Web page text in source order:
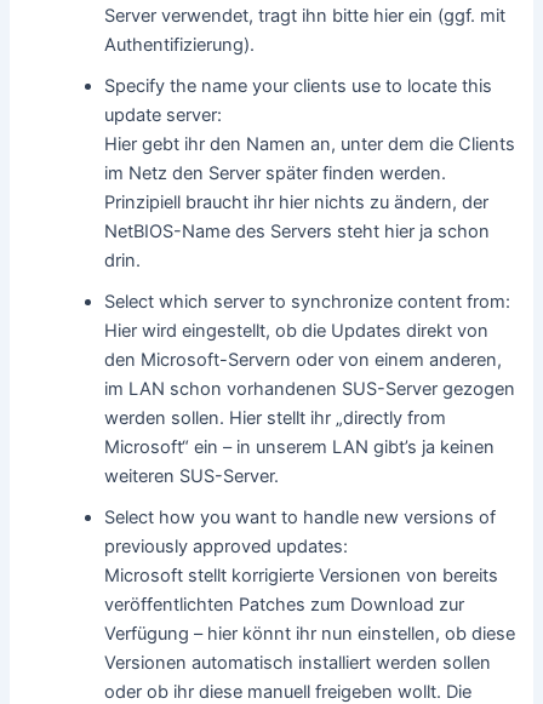
Server verwendet, tragt ihn bitte hier ein (ggf. mit
Authentifizierung).
Specify the name your clients use to locate this
update server:
Hier gebt ihr den Namen an, unter dem die Clients
im Netz den Server später finden werden.
Prinzipiell braucht ihr hier nichts zu ändern, der
NetBIOS-Name des Servers steht hier ja schon
drin.
Select which server to synchronize content from:
Hier wird eingestellt, ob die Updates direkt von
den Microsoft-Servern oder von einem anderen,
im LAN schon vorhandenen SUS-Server gezogen
werden sollen. Hier stellt ihr „directly from
Microsoft“ ein – in unserem LAN gibt’s ja keinen
weiteren SUS-Server.
Select how you want to handle new versions of
previously approved updates:
Microsoft stellt korrigierte Versionen von bereits
veröffentlichten Patches zum Download zur
Verfügung – hier könnt ihr nun einstellen, ob diese
Versionen automatisch installiert werden sollen
oder ob ihr diese manuell freigeben wollt. Die